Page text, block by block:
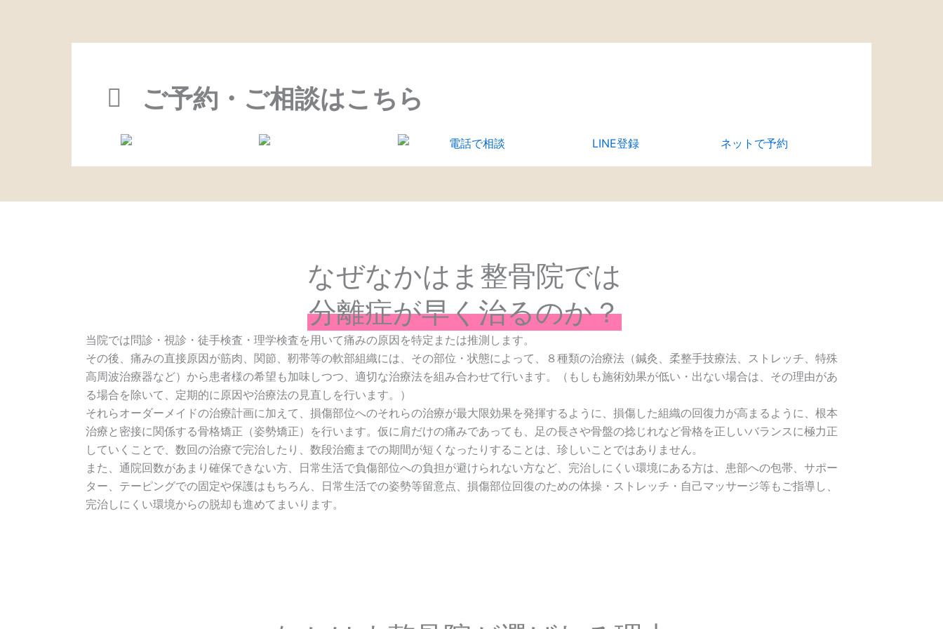
ご予約・ご相談はこちら
なぜなかはま整骨院では
分離症が早く治るのか？
当院では問診・視診・徒手検査・理学検査を用いて痛みの原因を特定または推測します。
その後、痛みの直接原因が筋肉、関節、靭帯等の軟部組織には、その部位・状態によって、８種類の治療法（鍼灸、柔整手技療法、ストレッチ、特殊
高周波治療器など）から患者様の希望も加味しつつ、適切な治療法を組み合わせて行います。（もしも施術効果が低い・出ない場合は、その理由があ
る場合を除いて、定期的に原因や治療法の見直しを行います。）
それらオーダーメイドの治療計画に加えて、損傷部位へのそれらの治療が最大限効果を発揮するように、損傷した組織の回復力が高まるように、根本
治療と密接に関係する骨格矯正（姿勢矯正）を行います。仮に肩だけの痛みであっても、足の長さや骨盤の捻じれなど骨格を正しいバランスに極力正
していくことで、数回の治療で完治したり、数段治癒までの期間が短くなったりすることは、珍しいことではありません。
また、通院回数があまり確保できない方、日常生活で負傷部位への負担が避けられない方など、完治しにくい環境にある方は、患部への包帯、サポー
ター、テーピングでの固定や保護はもちろん、日常生活での姿勢等留意点、損傷部位回復のための体操・ストレッチ・自己マッサージ等もご指導し、
完治しにくい環境からの脱却も進めてまいります。